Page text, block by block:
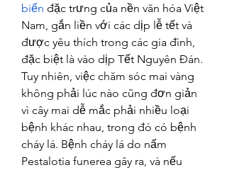
biến đặc trưng của nền văn hóa Việt
Nam, gắn liền với các dịp lễ tết và
được yêu thích trong các gia đình,
đặc biệt là vào dịp Tết Nguyên Đán.
Tuy nhiên, việc chăm sóc mai vàng
không phải lúc nào cũng đơn giản
vì cây mai dễ mắc phải nhiều loại
bệnh khác nhau, trong đó có bệnh
cháy lá. Bệnh cháy lá do nấm
Pestalotia funerea gây ra, và nếu